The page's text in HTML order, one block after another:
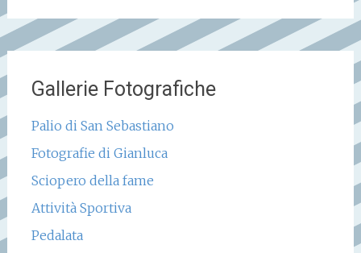
Gallerie Fotografiche
Palio di San Sebastiano
Fotografie di Gianluca
Sciopero della fame
Attività Sportiva
Pedalata